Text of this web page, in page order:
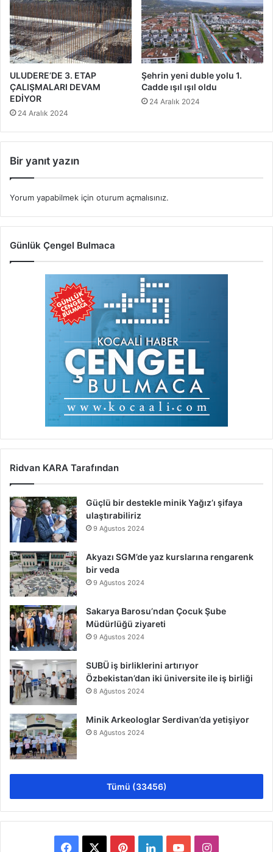
ULUDERE’DE 3. ETAP
ÇALIŞMALARI DEVAM
EDİYOR
24 Aralık 2024
Şehrin yeni duble yolu 1.
Cadde ışıl ışıl oldu
24 Aralık 2024
Bir yanıt yazın
Yorum yapabilmek için oturum açmalısınız.
Günlük Çengel Bulmaca
Ridvan KARA Tarafından
Güçlü bir destekle minik Yağız’ı şifaya
ulaştırabiliriz
9 Ağustos 2024
Akyazı SGM’de yaz kurslarına rengarenk
bir veda
9 Ağustos 2024
Sakarya Barosu’ndan Çocuk Şube
Müdürlüğü ziyareti
9 Ağustos 2024
SUBÜ iş birliklerini artırıyor
Özbekistan’dan iki üniversite ile iş birliği
8 Ağustos 2024
Minik Arkeologlar Serdivan’da yetişiyor
8 Ağustos 2024
Tümü (33456)
Facebook PinterestLinkedInYouTubeInstagram